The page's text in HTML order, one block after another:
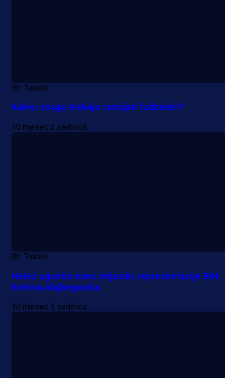
Bh. Talenti
Kakvu snagu trebaju razvijati fudbaleri?
10 mjesec 2 sedmica
Bh. Talenti
Helez ugostio novu zvijezdu reprezentacije BiH,
Kerima Alajbegovića
10 mjesec 3 sedmica